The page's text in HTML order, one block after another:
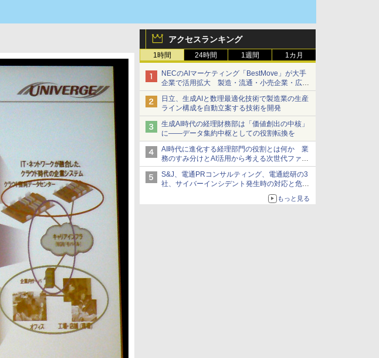
アクセスランキング
1時間 24時間 1週間 1カ月
NECのAIマーケティング「BestMove」が大手
企業で活用拡大 製造・流通・小売企業・広告
代理店などが実装フェーズへ
日立、生成AIと数理最適化技術で製造業の生産
ライン構成を自動立案する技術を開発
生成AI時代の経理財務部は「価値創出の中核」
に――データ集約中枢としての役割転換を
AI時代に進化する経理部門の役割とは何か 業
務のすみ分けとAI活用から考える次世代ファイ
ナンス戦略
S&J、電通PRコンサルティング、電通総研の3
社、サイバーインシデント発生時の対応と危機
管理広報を一体的に訓練するプログラムを提供
もっと見る